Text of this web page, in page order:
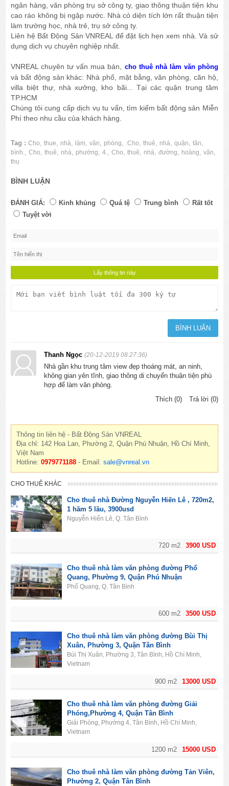
ngân hàng, văn phòng trụ sở công ty, giao thông thuận tiện khu
cao ráo không bị ngập nước. Nhà có diện tích lớn rất thuận tiện
làm trường học, nhà trẻ, trụ sở công ty.
Liên hệ Bất Động Sản VNREAL để đặt lịch hẹn xem nhà. Và sử
dụng dịch vụ chuyên nghiệp nhất.
VNREAL chuyên tư vấn mua bán, cho thuê nhà làm văn phòng
và bất động sản khác: Nhà phố, mặt bằng, văn phòng, căn hộ,
villa biệt thự, nhà xưởng, kho bãi... Tại các quận trung tâm
TP.HCM
Chúng tôi cung cấp dịch vụ tu vấn, tìm kiếm bất động sản Miễn
Phí theo nhu cầu của khách hàng.
Tag : Cho,thue, nhà, làm,văn, phòng, .Cho,thuê, nhà,quận,tân,
bình.,Cho,thuê, nhà, phường,4.,Cho,thuê, nhà,đường, hoàng,văn,
thụ
BÌNH LUẬN
ĐÁNH GIÁ: Kinh khủng Quá tệ Trung bình
Rất tốt
Tuyệt vời
Thanh Ngọc(20-12-2019 08:27:36)
Nhà gần khu trung tâm view đẹp thoáng mát, an ninh,
không gian yên tĩnh, giao thông di chuyển thuận tiện phù
hợp để làm văn phòng.
Thích (0)
Trả lời (0)
Thông tin liên hệ - Bất Động Sản VNREAL
Địa chỉ: 142 Hoa Lan, Phường 2, Quận Phú Nhuận, Hồ Chí Minh,
Việt Nam
Hotline:0979771188 - Email:sale@vnreal.vn
CHO THUÊ KHÁC
3900 USD
720 m2
Cho thuê nhà Đường Nguyễn Hiến Lê , 720m2,
1 hầm 5 lầu, 3900usd
Nguyễn Hiến Lê, Q. Tân Bình
3500 USD
600 m2
Cho thuê nhà làm văn phòng đường Phổ
Quang, Phường 9, Quận Phú Nhuận
Phổ Quang, Q. Tân Bình
13000 USD
900 m2
Cho thuê nhà làm văn phòng đường Bùi Thị
Xuân, Phường 3, Quận Tân Bình
Bùi Thị Xuân, Phường 3, Tân Bình, Hồ Chí Minh,
Vietnam
15000 USD
1200 m2
Cho thuê nhà làm văn phòng đường Giải
Phóng,Phường 4, Quận Tân Bình
Giải Phóng, Phường 4, Tân Bình, Hồ Chí Minh,
Vietnam
Cho thuê nhà làm văn phòng đường Tản Viên,
Phường 2, Quận Tân Bình